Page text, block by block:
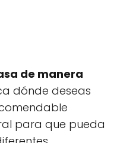
de manera
dónde deseas
para que pueda